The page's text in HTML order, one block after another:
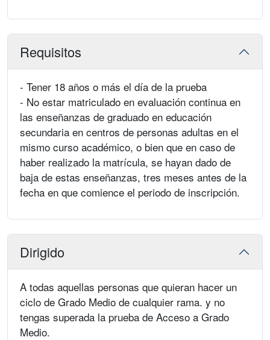
Requisitos
- Tener 18 años o más el día de la prueba
- No estar matriculado en evaluación continua en
las enseñanzas de graduado en educación
secundaria en centros de personas adultas en el
mismo curso académico, o bien que en caso de
haber realizado la matrícula, se hayan dado de
baja de estas enseñanzas, tres meses antes de la
fecha en que comience el periodo de inscripción.
Dirigido
A todas aquellas personas que quieran hacer un
ciclo de Grado Medio de cualquier rama. y no
tengas superada la prueba de Acceso a Grado
Medio.